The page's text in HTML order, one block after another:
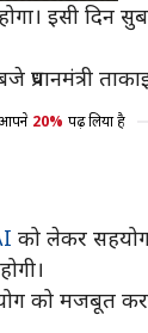
इसी दिन
प्रधानमंत्री
20% पढ़ लिया है
को लेकर
को मजबूत